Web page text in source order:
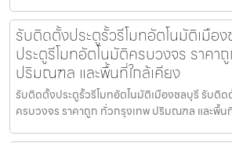
รับติดตั้งประตูรั้วรีโมทอัตโนมัติเมือ
ประตูรีโมทอัตโนมัติครบวงจร ราคา
ปริมณฑล และพื้นที่ใกล้เคียง
รับติดตั้งประตูรั้วรีโมทอัตโนมัติเมืองชลบุรี รับติด
ครบวงจร ราคาถูก ทั่วกรุงเทพ ปริมณฑล และพื้น